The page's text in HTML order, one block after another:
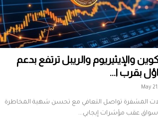
والإيثيريوم والريبل ترتفع بدعم
بقرب ا...
May
المشفرة تواصل التعافي مع تحسن شهية المخاطرة
عقب مؤشرات إيجابي...